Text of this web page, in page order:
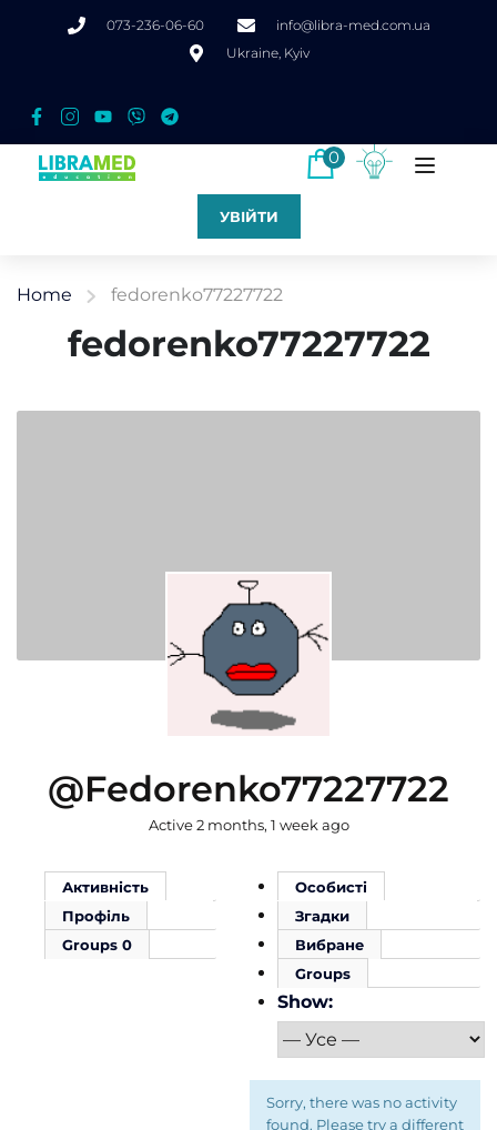
073-236-06-60
info@libra-med.com.ua
Ukraine, Kyiv
0
УВІЙТИ
Home fedorenko77227722
fedorenko77227722
@fedorenko77227722
Active 2 months, 1 week ago
Активність
Профіль
Groups 0
Особисті
Згадки
Вибране
Groups
Show:
Sorry, there was no activity
found. Please try a different